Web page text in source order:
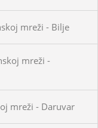
mreži - Bilje
mreži -
mreži - Daruvar